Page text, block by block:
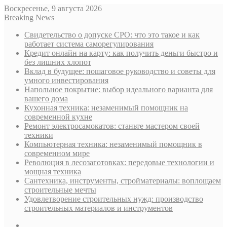
Воскресенье, 9 августа 2026
Breaking News
Свидетельство о допуске СРО: что это такое и как
работает система саморегулирования
Кредит онлайн на карту: как получить деньги быстро и
без лишних хлопот
Вклад в будущее: пошаговое руководство и советы для
умного инвестирования
Напольное покрытие: выбор идеального варианта для
вашего дома
Кухонная техника: незаменимый помощник на
современной кухне
Ремонт электросамокатов: станьте мастером своей
техники
Компьютерная техника: незаменимый помощник в
современном мире
Революция в лесозаготовках: передовые технологии и
мощная техника
Сантехника, инструменты, стройматериалы: воплощаем
строительные мечты
Удовлетворение строительных нужд: производство
строительных материалов и инструментов